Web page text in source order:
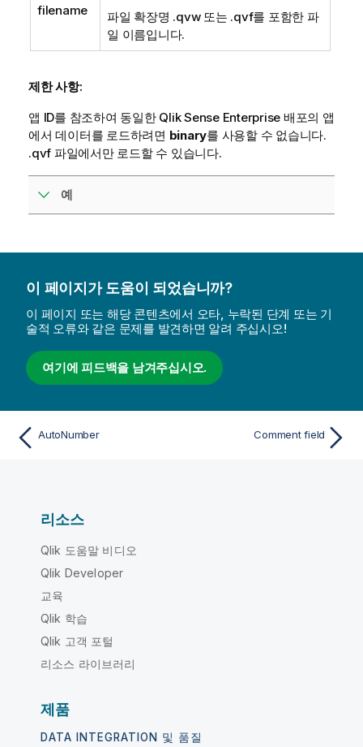
filename 파일 확장명 .qvw또는 .qvf를 포함한 파
일 이름입니다.
제한 사항:
앱 ID를 참조하여 동일한 Qlik Sense Enterprise 배포의 앱
에서 데이터를 로드하려면 binary를 사용할 수 없습니다.
.qvf 파일에서만 로드할 수 있습니다.
예
이 페이지가 도움이 되었습니까?
이 페이지 또는 해당 콘텐츠에서 오타, 누락된 단계 또는 기
술적 오류와 같은 문제를 발견하면 알려 주십시오!
여기에 피드백을 남겨주십시오.
AutoNumber Comment field
리소스
Qlik 도움말 비디오
Qlik Developer
교육
Qlik 학습
Qlik 고객 포털
리소스 라이브러리
제품
DATA INTEGRATION 및 품질